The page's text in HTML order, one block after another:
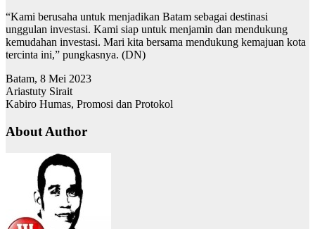
“Kami berusaha untuk menjadikan Batam sebagai destinasi
unggulan investasi. Kami siap untuk menjamin dan mendukung
kemudahan investasi. Mari kita bersama mendukung kemajuan kota
tercinta ini,” pungkasnya. (DN)
Batam, 8 Mei 2023
Ariastuty Sirait
Kabiro Humas, Promosi dan Protokol
About Author